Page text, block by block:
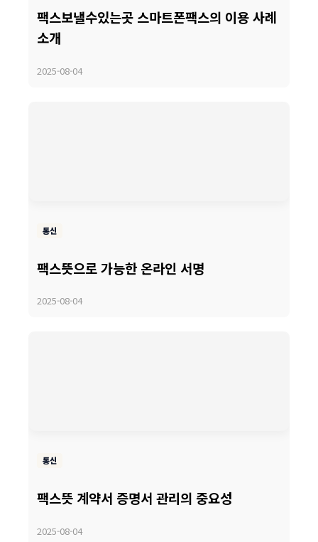
팩스보낼수있는곳 스마트폰팩스의 이용 사례
소개
2025-08-04
통신
팩스뜻으로 가능한 온라인 서명
2025-08-04
통신
팩스뜻 계약서 증명서 관리의 중요성
2025-08-04